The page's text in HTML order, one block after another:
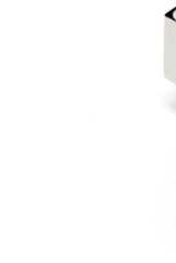
Transport maritime